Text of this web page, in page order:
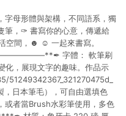
字母形體與架構，不同語系，獨
筆，✑ 書寫你的心意，傳遞給
空間，☻ ☺︎ 一起來書寫。
字體： 軟筆刷
化，展現文字的趣味。作品示
日本筆毛），可自由選填色
或者當Brush水彩筆使用，多色